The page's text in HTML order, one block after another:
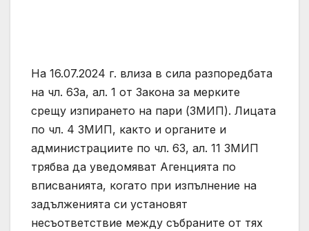
На 16.07.2024 г. влиза в сила разпоредбата
на чл. 63а, ал. 1 от Закона за мерките
срещу изпирането на пари (ЗМИП). Лицата
по чл. 4 ЗМИП, както и органите и
администрациите по чл. 63, ал. 11 ЗМИП
трябва да уведомяват Агенцията по
вписванията, когато при изпълнение на
задълженията си установят
несъответствие между събраните от тях